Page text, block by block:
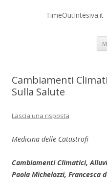
Time Out
il tempo e la memoria in
TimeOutIntesiva.it
Cambiamenti
Sulla Salute
Lascia una risposta
Medicina delle Catastrofi
Cambiamenti Climatici,
Paola Michelozzi, Francesca